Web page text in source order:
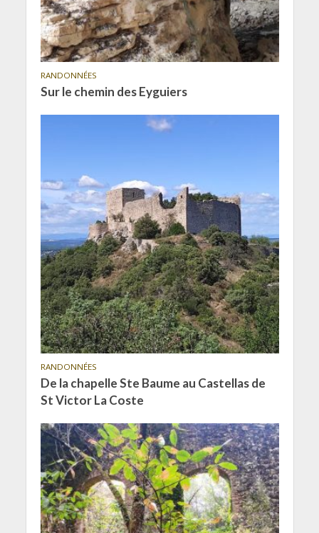
RANDONNÉES
Sur le chemin des Eyguiers
RANDONNÉES
De la chapelle Ste Baume au Castellas de
St Victor La Coste